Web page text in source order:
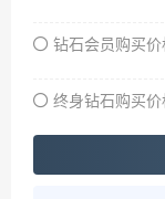
钻石会员购买价
终身钻石购买价